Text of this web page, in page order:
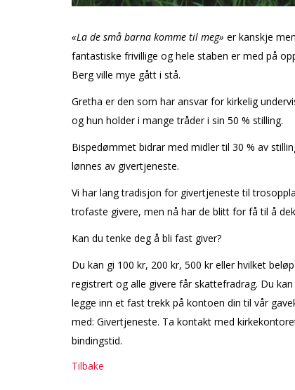
«La de små barna komme til meg» er kanskje
fantastiske frivillige og hele staben er med på
Berg ville mye gått i stå.
Gretha er den som har ansvar for kirkelig
og hun holder i mange tråder i sin 50 % stilling.
Bispedømmet bidrar med midler til 30 % av
lønnes av givertjeneste.
Vi har lang tradisjon for givertjeneste til
trofaste givere, men nå har de blitt for få til å
Kan du tenke deg å bli fast giver?
Du kan gi 100 kr, 200 kr, 500 kr eller hvilket
registrert og alle givere får skattefradrag. Du
legge inn et fast trekk på kontoen din til vår
med: Givertjeneste. Ta kontakt med
bindingstid.
Tilbake